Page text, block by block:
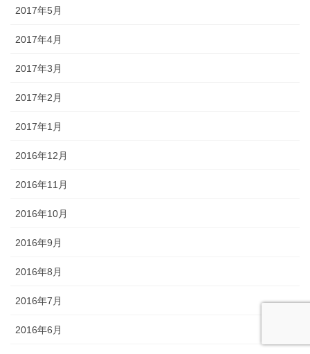
2017年5月
2017年4月
2017年3月
2017年2月
2017年1月
2016年12月
2016年11月
2016年10月
2016年9月
2016年8月
2016年7月
2016年6月